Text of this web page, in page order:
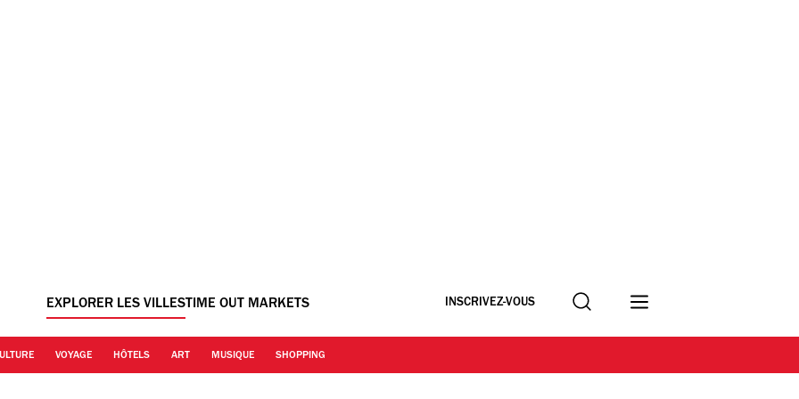
EXPLORER LES VILLESTIME OUT MARKETS INSCRIVEZ-VOUS Recherche
VOYAGE HÔTELS ART MUSIQUE SHOPPING